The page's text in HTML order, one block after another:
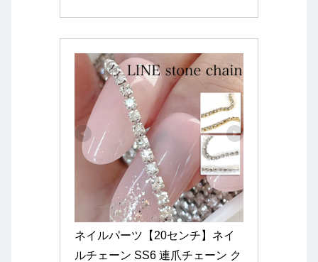
ネイルパーツ【20センチ】ネイ
ルチェーン SS6 連爪チェーン ク